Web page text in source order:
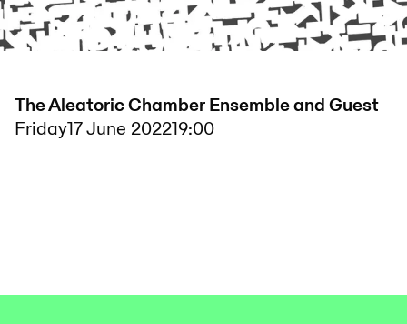
The Aleatoric Chamber Ensemble and Guest
Friday17 June 202219:00